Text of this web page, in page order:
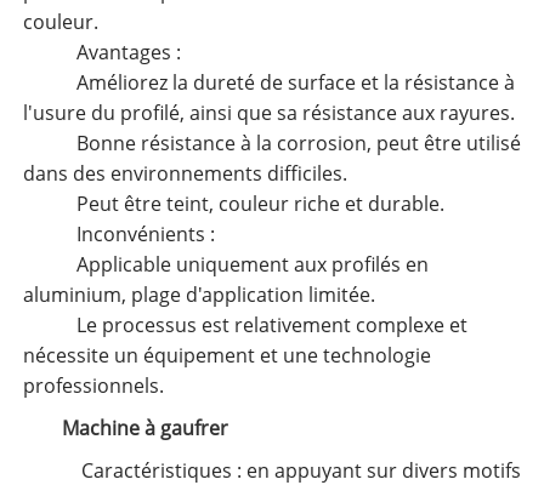
couleur.
Avantages :
Améliorez la dureté de surface et la résistance à
l'usure du profilé, ainsi que sa résistance aux rayures.
Bonne résistance à la corrosion, peut être utilisé
dans des environnements difficiles.
Peut être teint, couleur riche et durable.
Inconvénients :
Applicable uniquement aux profilés en
aluminium, plage d'application limitée.
Le processus est relativement complexe et
nécessite un équipement et une technologie
professionnels.
Machine à gaufrer
Caractéristiques : en appuyant sur divers motifs